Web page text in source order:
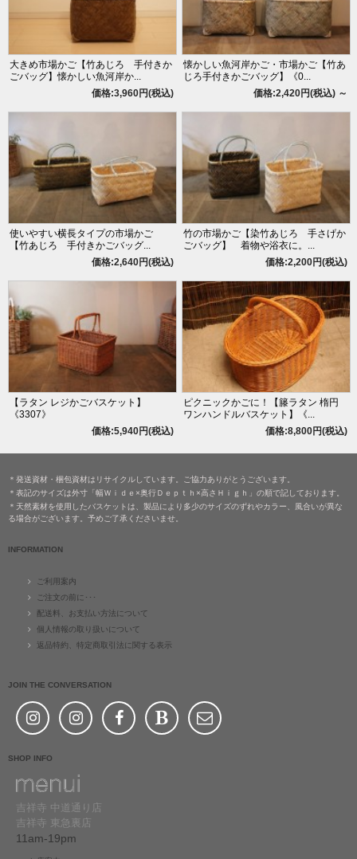
大きめ市場かご【竹あじろ 手付きか
ごバッグ】懐かしい魚河岸か...
価格:3,960円(税込)
懐かしい魚河岸かご・市場かご【竹あ
じろ手付きかごバッグ】《0...
価格:2,420円(税込) ～
使いやすい横長タイプの市場かご
【竹あじろ 手付きかごバッグ...
価格:2,640円(税込)
竹の市場かご【染竹あじろ 手さげか
ごバッグ】 着物や浴衣に。...
価格:2,200円(税込)
【ラタン レジかごバスケット】
《3307》
価格:5,940円(税込)
ピクニックかごに！【籐ラタン 楕円
ワンハンドルバスケット】《...
価格:8,800円(税込)
＊発送資材・梱包資材はリサイクルしています。ご協力ありがとうございます。
＊表記のサイズは外寸「幅Ｗｉｄｅ×奥行Ｄｅｐｔｈ×高さＨｉｇｈ」の順で記しております。
＊天然素材を使用したバスケットは、製品により多少のサイズのずれやカラー、風合いが異な
る場合がございます。予めご了承くださいませ。
INFORMATION
ご利用案内
ご注文の前に･･･
配送料、お支払い方法について
個人情報の取り扱いについて
返品特約、特定商取引法に関する表示
JOIN THE CONVERSATION
SHOP INFO
吉祥寺 中道通り店
吉祥寺 東急裏店
11am-19pm